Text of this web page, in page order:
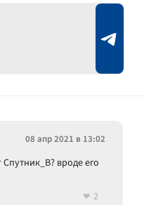
08 апр 2021 в 13:02
Спутник_В? вроде его
2